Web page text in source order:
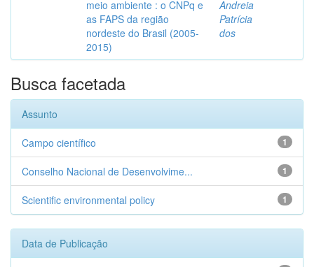
meio ambiente : o CNPq e
as FAPS da região
nordeste do Brasil (2005-
2015)
Andreia
Patrícia
dos
Busca facetada
Assunto
1
Campo científico
1
Conselho Nacional de Desenvolvime...
1
Scientific environmental policy
Data de Publicação